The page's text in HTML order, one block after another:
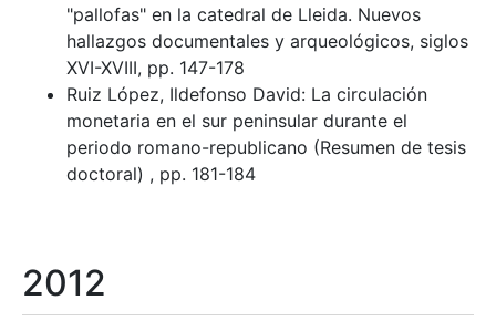
"pallofas" en la catedral de Lleida. Nuevos
hallazgos documentales y arqueológicos, siglos
XVI-XVIII, pp. 147-178
Ruiz López, Ildefonso David: La circulación
monetaria en el sur peninsular durante el
periodo romano-republicano (Resumen de tesis
doctoral) , pp. 181-184
2012